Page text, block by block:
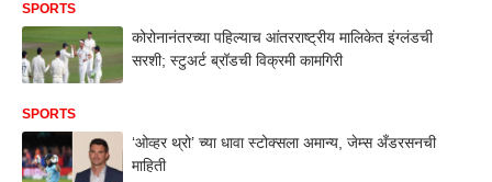
SPORTS
कोरोनानंतरच्या पहिल्याच आंतरराष्ट्रीय मालिकेत इंग्लंडची
सरशी; स्टुअर्ट ब्रॉडची विक्रमी कामगिरी
SPORTS
‘ओव्हर थ्रो’ च्या धावा स्टोक्सला अमान्य, जेम्स अँडरसनची
माहिती